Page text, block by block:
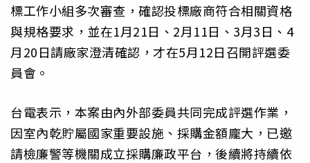
標工作小組多次審查，確認投標廠商符合相關資格
與規格要求，並在1月21日、2月11日、3月3日、4
月20日請廠家澄清確認，才在5月12日召開評選委
員會。
台電表示，本案由內外部委員共同完成評選作業，
因室內乾貯屬國家重要設施、採購金額龐大，已邀
請檢廉警等機關成立採購廉政平台，後續將持續依